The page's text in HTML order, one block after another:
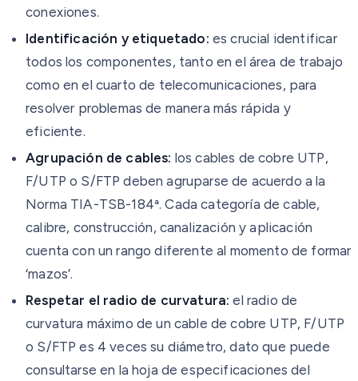
conexiones.
Identificación y etiquetado: es crucial identificar
todos los componentes, tanto en el área de trabajo
como en el cuarto de telecomunicaciones, para
resolver problemas de manera más rápida y
eficiente.
Agrupación de cables: los cables de cobre UTP,
F/UTP o S/FTP deben agruparse de acuerdo a la
Norma TIA-TSB-184ª. Cada categoría de cable,
calibre, construcción, canalización y aplicación
cuenta con un rango diferente al momento de formar
‘mazos’.
Respetar el radio de curvatura: el radio de
curvatura máximo de un cable de cobre UTP, F/UTP
o S/FTP es 4 veces su diámetro, dato que puede
consultarse en la hoja de especificaciones del